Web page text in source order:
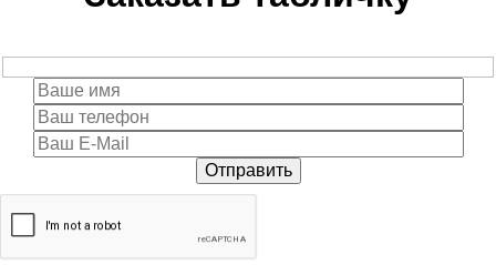
Отправить